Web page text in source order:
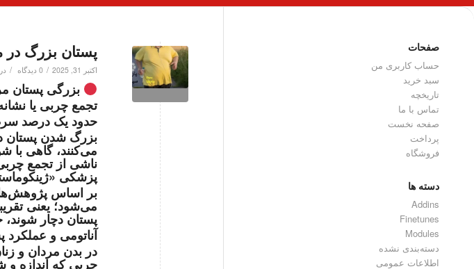
پستان بزرگ در
اکتبر 31, 2025 / 0 دیدگاه / در
بزرگی پستان
تجمع چربی یا
حدود یک درصد
بزرگ شدن پستان
می‌کنند، گاهی با
ناشی از تجمع
پزشکی
می‌شود؛ یعنی
پستان دچار شوند،
آناتومی و عملکرد
در بدن مردان و
چربی که اندازه
صفحات
حساب کاربری من
سبد خرید
تاریخچه
تماس با ما
صفحه نخست
پرداخت
فروشگاه
دسته ها
Addins
Finetunes
Modules
دسته‌بندی نشده
اطلاعات عمومی